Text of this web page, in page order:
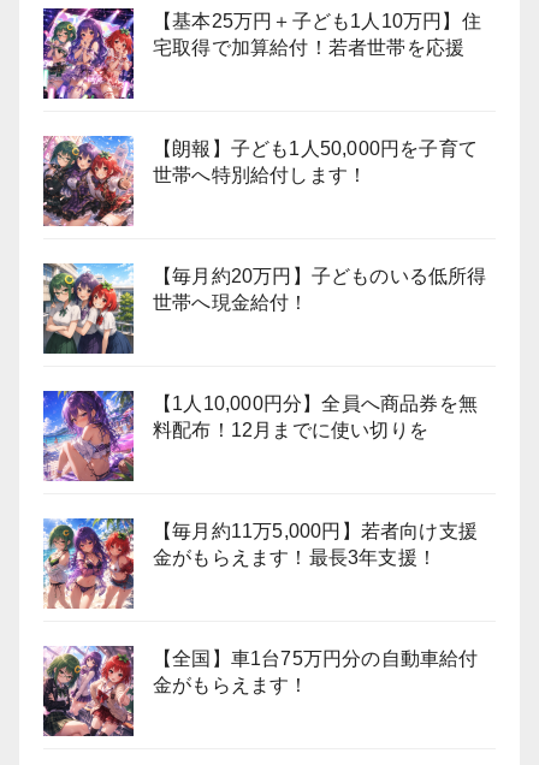
【基本25万円＋子ども1人10万円】住
宅取得で加算給付！若者世帯を応援
【朗報】子ども1人50,000円を子育て
世帯へ特別給付します！
【毎月約20万円】子どものいる低所得
世帯へ現金給付！
【1人10,000円分】全員へ商品券を無
料配布！12月までに使い切りを
【毎月約11万5,000円】若者向け支援
金がもらえます！最長3年支援！
【全国】車1台75万円分の自動車給付
金がもらえます！